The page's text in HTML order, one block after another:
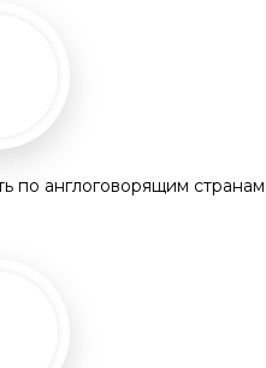
по англоговорящим странам